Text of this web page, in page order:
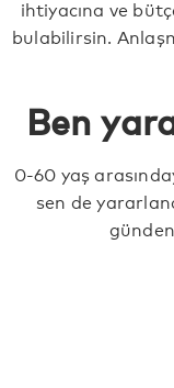
ihtiyacına ve
bulabilirsin.
Ben
0-60 yaş
sen de